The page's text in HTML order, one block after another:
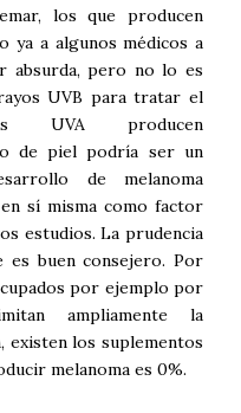
los que producen
ya a algunos médicos a
absurda, pero no lo es
UVB para tratar el
UVA producen
de piel podría ser un
de melanoma
sí misma como factor
estudios. La prudencia
es buen consejero. Por
por ejemplo por
ampliamente la
los suplementos
melanoma es 0%.